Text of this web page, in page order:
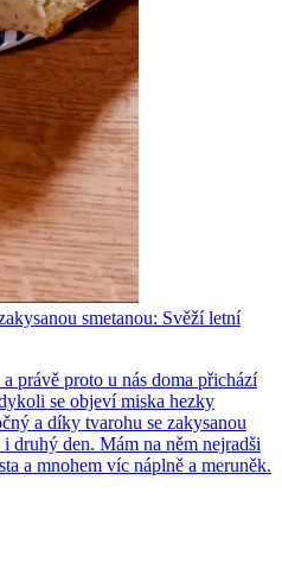
smetanou: Svěží letní
právě proto u nás doma přichází
se objeví miska hezky
a díky tvarohu se zakysanou
druhý den. Mám na něm nejradši
a mnohem víc náplně a meruněk.